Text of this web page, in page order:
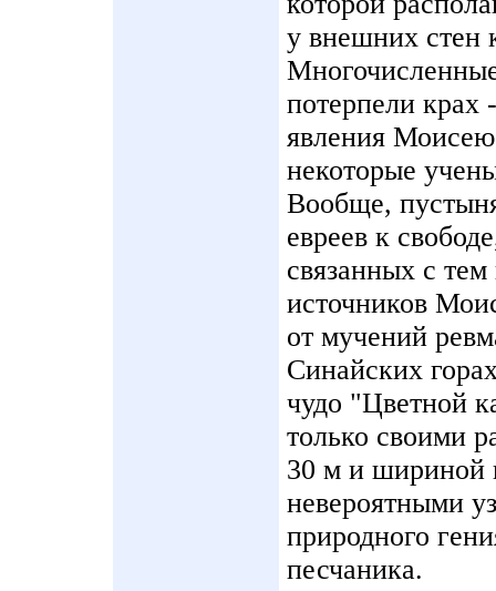
у внешних стен
потерпели крах
явления
некоторые
Вообще,
евреев к
связанных с
источников
от мучений
Синайских
чудо "Цветной
только своими
30 м и шириной
невероятными
природного
песчаника.